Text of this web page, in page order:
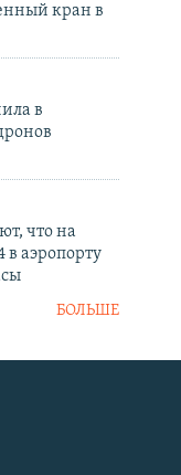
кран в
в
что на
в аэропорту
БОЛЬШЕ